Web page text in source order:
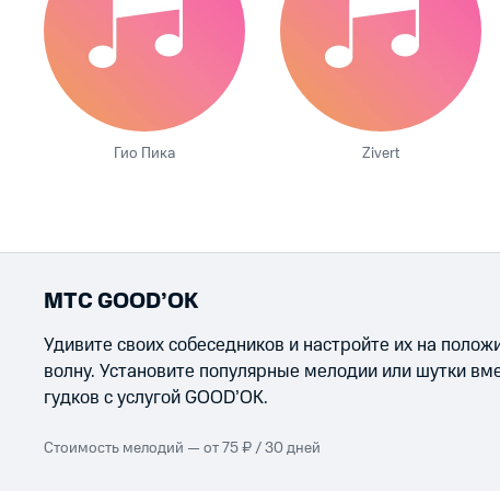
Гио Пика Zivert
МТС GOOD’OK
Удивите своих собеседников и настройте их на
волну. Установите популярные мелодии или шутки
гудков с услугой GOOD’OK.
Стоимость мелодий — от 75 ₽ / 30 дней